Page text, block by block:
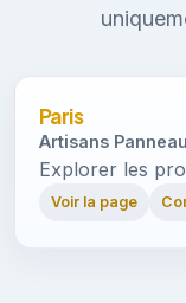
Paris
Artisans
Explorer les
Voir la page